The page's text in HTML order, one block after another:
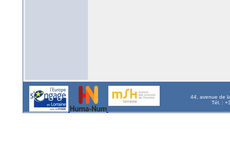
44, avenue de
Tél. :